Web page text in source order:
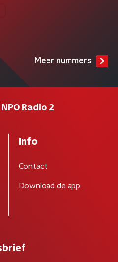
Meer nummers
Radio 2
Info
Contact
Download de app